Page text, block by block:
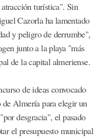
turística". Sin
Cazorla ha lamentado
y peligro de derrumbe",
junto a la playa "más
de la capital almeriense.
de ideas convocado
de Almería para elegir un
desgracia", el pasado
el presupuesto municipal